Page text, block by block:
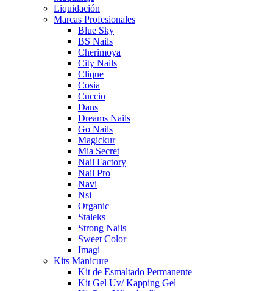
Liquidación
Marcas Profesionales
Blue Sky
BS Nails
Cherimoya
City Nails
Clique
Cosia
Cuccio
Dans
Dreams Nails
Go Nails
Magickur
Mia Secret
Nail Factory
Nail Pro
Navi
Nsi
Organic
Staleks
Strong Nails
Sweet Color
Imagi
Kits Manicure
Kit de Esmaltado Permanente
Kit Gel Uv/ Kapping Gel